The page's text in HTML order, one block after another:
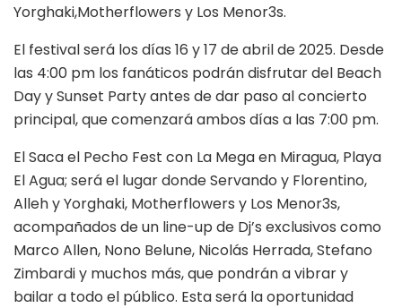
Yorghaki,Motherflowers y Los Menor3s.
El festival será los días 16 y 17 de abril de 2025. Desde
las 4:00 pm los fanáticos podrán disfrutar del Beach
Day y Sunset Party antes de dar paso al concierto
principal, que comenzará ambos días a las 7:00 pm.
El Saca el Pecho Fest con La Mega en Miragua, Playa
El Agua; será el lugar donde Servando y Florentino,
Alleh y Yorghaki, Motherflowers y Los Menor3s,
acompañados de un line-up de Dj’s exclusivos como
Marco Allen, Nono Belune, Nicolás Herrada, Stefano
Zimbardi y muchos más, que pondrán a vibrar y
bailar a todo el público. Esta será la oportunidad